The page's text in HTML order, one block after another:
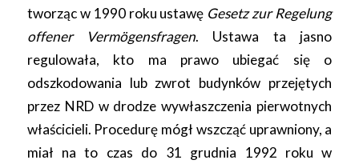
tworząc w 1990 roku ustawę Gesetz zur Regelung
offener Vermögensfragen. Ustawa ta jasno
regulowała, kto ma prawo ubiegać się o
odszkodowania lub zwrot budynków przejętych
przez NRD w drodze wywłaszczenia pierwotnych
właścicieli. Procedurę mógł wszcząć uprawniony, a
miał na to czas do 31 grudnia 1992 roku w